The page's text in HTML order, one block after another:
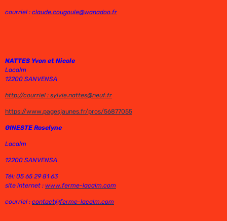
courriel : claude.cougoule@wanadoo.fr
NATTES Yvon et Nicole
Lacalm
12200 SANVENSA
http://courriel : sylvie.nattes@neuf.fr
https://www.pagesjaunes.fr/pros/56877055
GINESTE Roselyne
Lacalm
12200 SANVENSA
Tél: 05 65 29 81 63
site internet : www.ferme-lacalm.com
courriel : contact@ferme-lacalm.com